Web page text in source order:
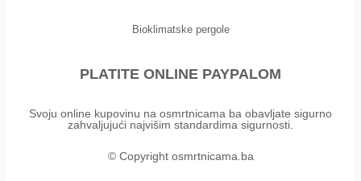
Bioklimatske pergole
PLATITE ONLINE PAYPALOM
Svoju online kupovinu na osmrtnicama ba obavljate sigurno
zahvaljujući najvišim standardima sigurnosti.
© Copyright osmrtnicama.ba